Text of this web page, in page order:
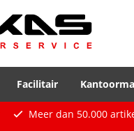
Facilitair
Meer dan 50.000